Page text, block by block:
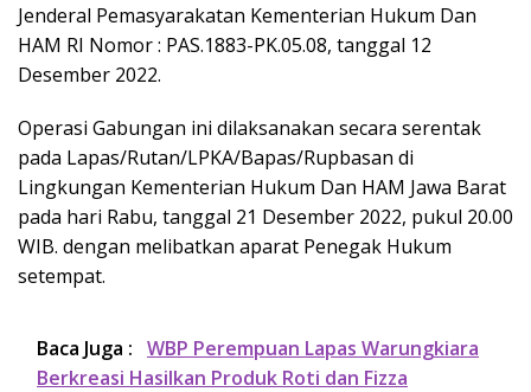
Jenderal Pemasyarakatan Kementerian Hukum Dan
HAM RI Nomor : PAS.1883-PK.05.08, tanggal 12
Desember 2022.
Operasi Gabungan ini dilaksanakan secara serentak
pada Lapas/Rutan/LPKA/Bapas/Rupbasan di
Lingkungan Kementerian Hukum Dan HAM Jawa Barat
pada hari Rabu, tanggal 21 Desember 2022, pukul 20.00
WIB. dengan melibatkan aparat Penegak Hukum
setempat.
Baca Juga : WBP Perempuan Lapas Warungkiara
Berkreasi Hasilkan Produk Roti dan Fizza